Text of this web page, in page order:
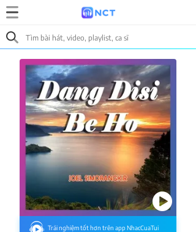
Trải nghiệm tốt hơn trên app NhacCuaTui